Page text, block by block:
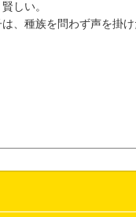
しい。
、種族を問わず声を掛